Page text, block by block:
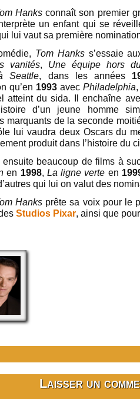
Hanks connaît son premier
un enfant qui se
lui vaut sa première
Tom Hankss’essaie
vanités, Une équipe hors
Seattle, dans les années
qu’en 1993 avec Philadelphia
atteint du sida. Il enchaîne
d’un jeune homme
marquants de la seconde
lui vaudra deux Oscars du
produit dans l’histoire du
ensuite beaucoup de films à
en 1998, La ligne verte en
qui lui on valut des
Hanks prête sa voix pour le
Studios Pixar, ainsi que
Laisser un